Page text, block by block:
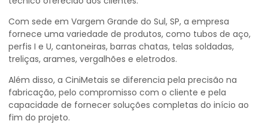
Com sede em Vargem Grande do Sul, SP, a empresa
fornece uma variedade de produtos, como tubos de aço,
perfis I e U, cantoneiras, barras chatas, telas soldadas,
treliças, arames, vergalhões e eletrodos.
Além disso, a CiniMetais se diferencia pela precisão na
fabricação, pelo compromisso com o cliente e pela
capacidade de fornecer soluções completas do início ao
fim do projeto.